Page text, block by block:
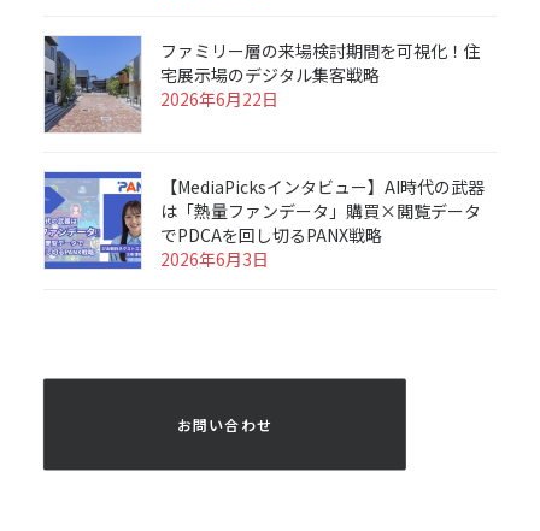
ファミリー層の来場検討期間を可視化！住
宅展示場のデジタル集客戦略
2026年6月22日
【MediaPicksインタビュー】AI時代の武器
は「熱量ファンデータ」購買×閲覧データ
でPDCAを回し切るPANX戦略
2026年6月3日
お問い合わせ